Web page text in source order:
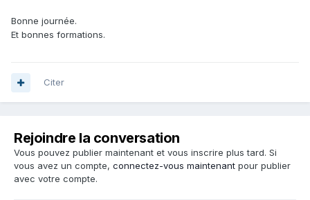
Bonne journée.
Et bonnes formations.
Citer
Rejoindre la conversation
Vous pouvez publier maintenant et vous inscrire plus tard. Si
vous avez un compte, connectez-vous maintenant pour publier
avec votre compte.